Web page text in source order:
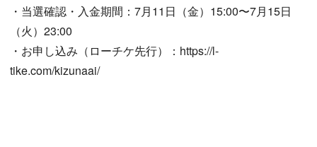
・当選確認・入金期間：7月11日（金）15:00〜7月15日
（火）23:00
・お申し込み（ローチケ先行）：https://l-
tike.com/kizunaai/